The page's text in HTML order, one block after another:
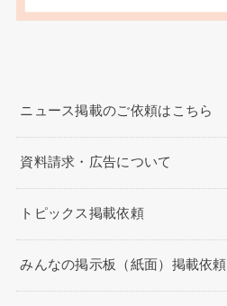
ニュース掲載のご依頼はこちら
資料請求・広告について
トピックス掲載依頼
みんなの掲示板（紙面）掲載依頼